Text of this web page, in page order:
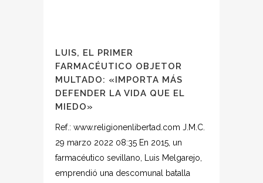
LUIS, EL PRIMER
FARMACÉUTICO OBJETOR
MULTADO: «IMPORTA MÁS
DEFENDER LA VIDA QUE EL
MIEDO»
Ref.: www.religionenlibertad.com J.M.C.
29 marzo 2022 08:35 En 2015, un
farmacéutico sevillano, Luis Melgarejo,
emprendió una descomunal batalla